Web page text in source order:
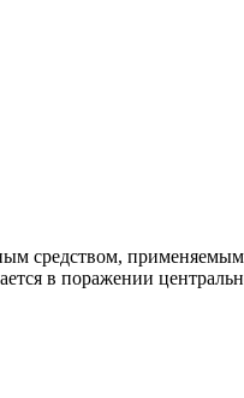
средством, применяемым
в поражении